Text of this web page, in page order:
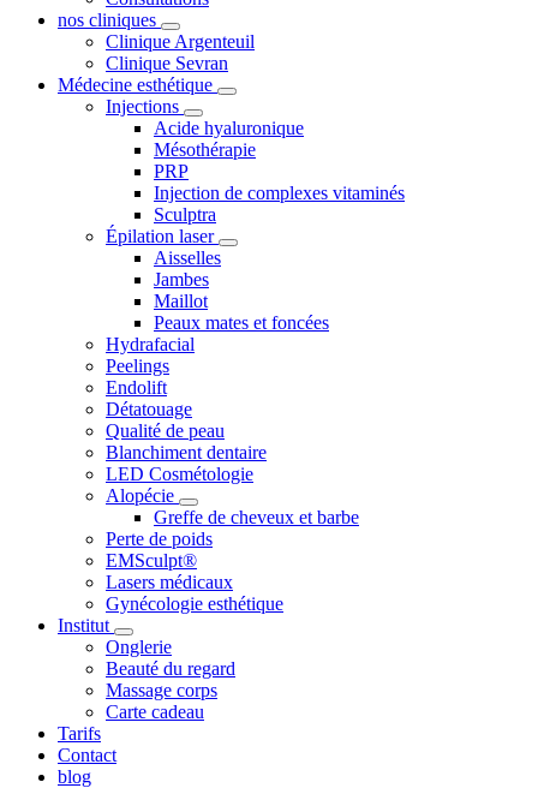
nos cliniques
Clinique Argenteuil
Clinique Sevran
Médecine esthétique
Injections
Acide hyaluronique
Mésothérapie
PRP
Injection de complexes vitaminés
Sculptra
Épilation laser
Aisselles
Jambes
Maillot
Peaux mates et foncées
Hydrafacial
Peelings
Endolift
Détatouage
Qualité de peau
Blanchiment dentaire
LED Cosmétologie
Alopécie
Greffe de cheveux et barbe
Perte de poids
EMSculpt®
Lasers médicaux
Gynécologie esthétique
Institut
Onglerie
Beauté du regard
Massage corps
Carte cadeau
Tarifs
Contact
blog